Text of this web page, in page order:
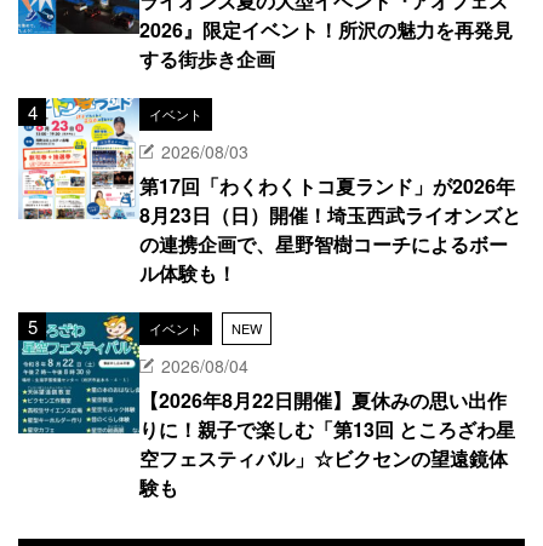
2026』限定イベント！所沢の魅力を再発見
する街歩き企画
イベント
2026/08/03
第17回「わくわくトコ夏ランド」が2026年
8月23日（日）開催！埼玉西武ライオンズと
の連携企画で、星野智樹コーチによるボー
ル体験も！
イベント NEW
2026/08/04
【2026年8月22日開催】夏休みの思い出作
りに！親子で楽しむ「第13回 ところざわ星
空フェスティバル」☆ビクセンの望遠鏡体
験も